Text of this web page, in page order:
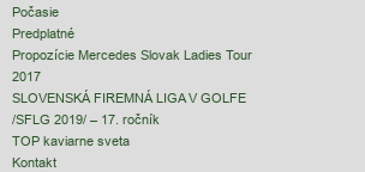
Počasie
Predplatné
Propozície Mercedes Slovak Ladies Tour
2017
SLOVENSKÁ FIREMNÁ LIGA V GOLFE
/SFLG 2019/ – 17. ročník
TOP kaviarne sveta
Kontakt